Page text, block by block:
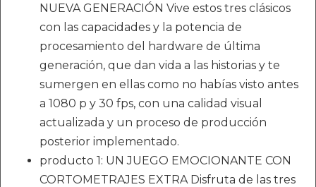
NUEVA GENERACIÓN Vive estos tres clásicos
con las capacidades y la potencia de
procesamiento del hardware de última
generación, que dan vida a las historias y te
sumergen en ellas como no habías visto antes
a 1080 p y 30 fps, con una calidad visual
actualizada y un proceso de producción
posterior implementado.
producto 1: UN JUEGO EMOCIONANTE CON
CORTOMETRAJES EXTRA Disfruta de las tres